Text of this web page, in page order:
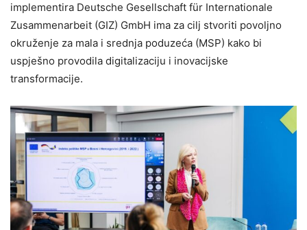
implementira Deutsche Gesellschaft für Internationale
Zusammenarbeit (GIZ) GmbH ima za cilj stvoriti povoljno
okruženje za mala i srednja poduzeća (MSP) kako bi
uspješno provodila digitalizaciju i inovacijske
transformacije.